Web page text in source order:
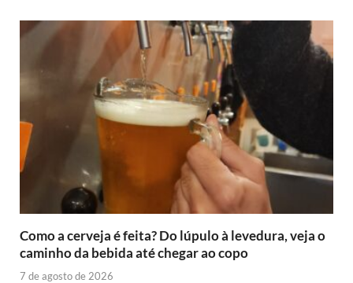
Como a cerveja é feita? Do lúpulo à levedura, veja o
caminho da bebida até chegar ao copo
7 de agosto de 2026